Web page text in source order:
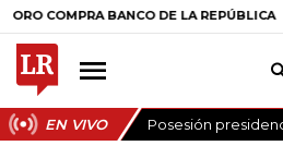
BANCO DE LA REPÚBLICA $
EN VIVO Posesión